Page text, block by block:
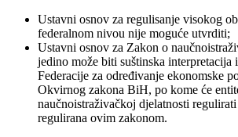
Ustavni osnov za regulisanje visokog
federalnom nivou nije moguće utvrditi;
Ustavni osnov za Zakon o
jedino može biti suštinska interpretacija
Federacije za određivanje ekonomske
Okvirnog zakona BiH, po kome će
naučnoistraživačkoj djelatnosti
regulirana ovim zakonom.